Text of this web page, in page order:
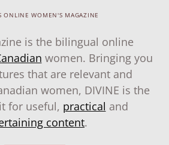
ONLINE WOMEN'S MAGAZINE
is the bilingual online
women. Bringing you
that are relevant and
women, DIVINE is the
for useful, practical and
content.